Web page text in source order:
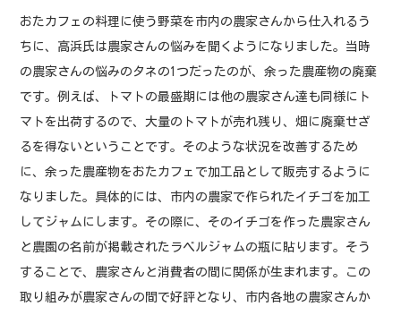
おたカフェの料理に使う野菜を市内の農家さんから仕入れるう
ちに、高浜氏は農家さんの悩みを聞くようになりました。当時
の農家さんの悩みのタネの1つだったのが、余った農産物の廃棄
です。例えば、トマトの最盛期には他の農家さん達も同様にト
マトを出荷するので、大量のトマトが売れ残り、畑に廃棄せざ
るを得ないということです。そのような状況を改善するため
に、余った農産物をおたカフェで加工品として販売するように
なりました。具体的には、市内の農家で作られたイチゴを加工
してジャムにします。その際に、そのイチゴを作った農家さん
と農園の名前が掲載されたラベルジャムの瓶に貼ります。そう
することで、農家さんと消費者の間に関係が生まれます。この
取り組みが農家さんの間で好評となり、市内各地の農家さんか